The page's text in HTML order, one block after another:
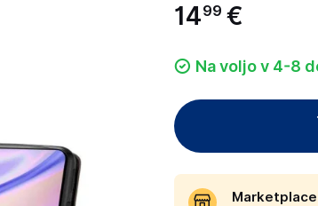
1499 €
Na voljo v 4-8